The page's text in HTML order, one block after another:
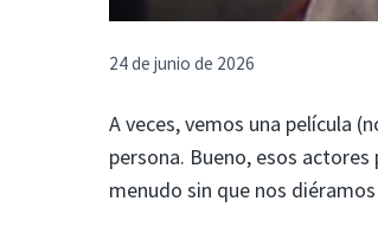
24 de junio de 2026
A veces, vemos una película
persona. Bueno, esos
menudo sin que nos